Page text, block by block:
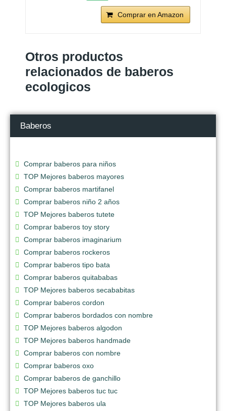
Comprar en Amazon
Otros productos
relacionados de baberos
ecologicos
Baberos
Comprar baberos para niños
TOP Mejores baberos mayores
Comprar baberos martifanel
Comprar baberos niño 2 años
TOP Mejores baberos tutete
Comprar baberos toy story
Comprar baberos imaginarium
Comprar baberos rockeros
Comprar baberos tipo bata
Comprar baberos quitababas
TOP Mejores baberos secababitas
Comprar baberos cordon
Comprar baberos bordados con nombre
TOP Mejores baberos algodon
TOP Mejores baberos handmade
Comprar baberos con nombre
Comprar baberos oxo
Comprar baberos de ganchillo
TOP Mejores baberos tuc tuc
TOP Mejores baberos ula